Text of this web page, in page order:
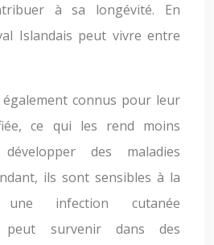
à sa longévité. En
Islandais peut vivre entre
connus pour leur
ce qui les rend moins
des maladies
ils sont sensibles à la
une infection cutanée
peut survenir dans des